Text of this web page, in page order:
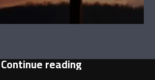
Continue reading